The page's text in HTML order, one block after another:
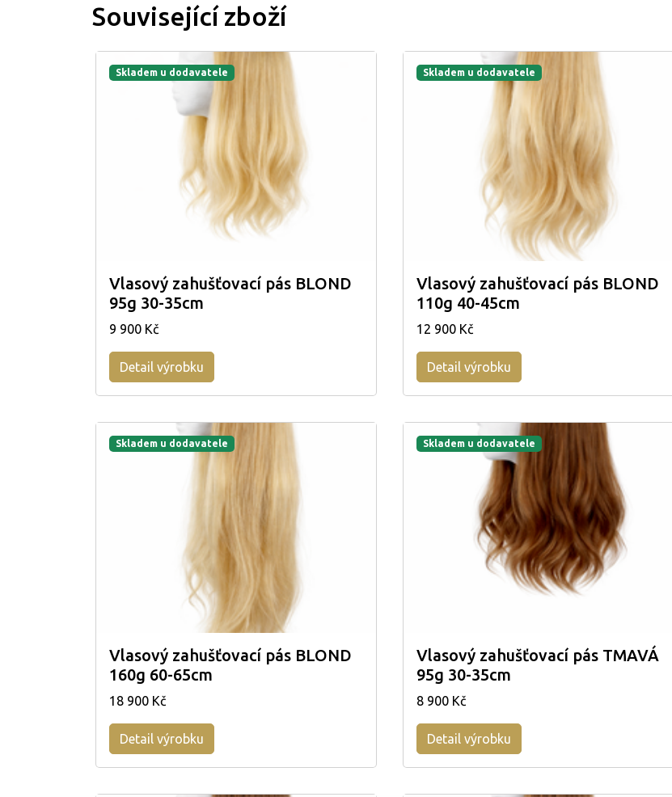
Související zboží
Skladem u dodavatele
Vlasový zahušťovací pás BLOND
95g 30-35cm
9 900 Kč
Detail výrobku
Skladem u dodavatele
Vlasový zahušťovací pás BLOND
110g 40-45cm
12 900 Kč
Detail výrobku
Skladem u dodavatele
Vlasový zahušťovací pás BLOND
160g 60-65cm
18 900 Kč
Detail výrobku
Skladem u dodavatele
Vlasový zahušťovací pás TMAVÁ
95g 30-35cm
8 900 Kč
Detail výrobku